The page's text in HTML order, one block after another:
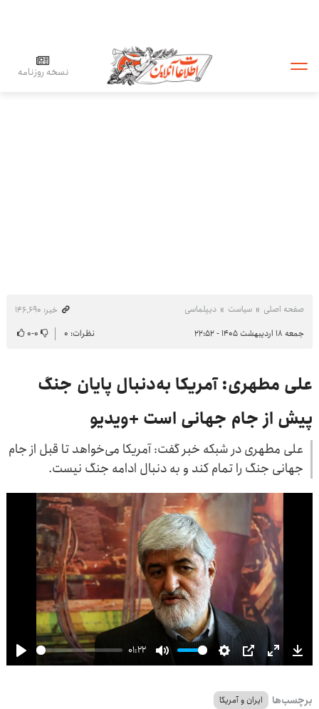
نسخه روزنامه
صفحه اصلی سیاست دیپلماسی
خبر: ۱۴۶٬۶۹۰
جمعه ۱۸ اردیبهشت ۱۴۰۵ - ۲۲:۵۲
نظرات: ۰ ۰-۰
علی مطهری: آمریکا به‌دنبال پایان جنگ
پیش از جام جهانی است +ویدیو
علی مطهری در شبکه خبر گفت: آمریکا می‌خواهد تا قبل از جام
جهانی جنگ را تمام کند و به دنبال ادامه جنگ نیست.
Play
01:22
Mute Settings
PIP Enter
برچسب‌ها ایران و آمریکا